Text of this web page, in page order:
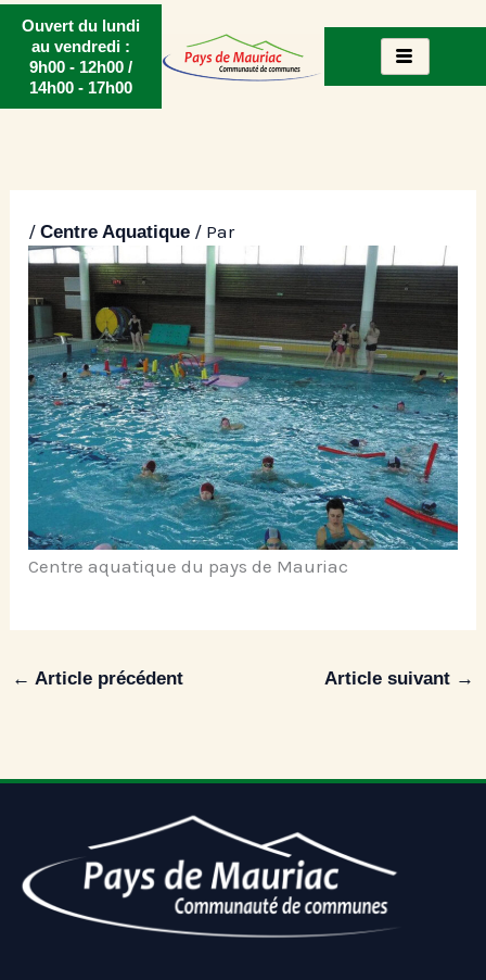
contenu
Ouvert du lundi
au vendredi :
9h00 - 12h00 /
14h00 - 17h00
/Centre Aquatique / Par
Centre aquatique du pays de Mauriac
← Article précédent Article suivant →